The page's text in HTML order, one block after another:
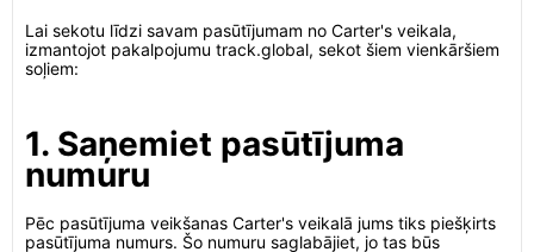
Lai sekotu līdzi savam pasūtījumam no Carter's veikala,
izmantojot pakalpojumu track.global, sekot šiem vienkāršiem
soļiem:
1. Saņemiet pasūtījuma
numuru
Pēc pasūtījuma veikšanas Carter's veikalā jums tiks piešķirts
pasūtījuma numurs. Šo numuru saglabājiet, jo tas būs